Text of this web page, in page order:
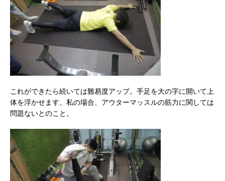
これができたら続いては難易度アップ。手足を大の字に開いて上
体を浮かせます。私の場合、アウターマッスルの筋力に関しては
問題ないとのこと。